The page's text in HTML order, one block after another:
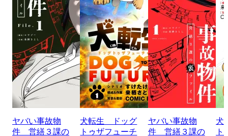
ヤバい事故物
件 営繕３課の
犬転生 ドッグ
トゥザフューチ
ヤバい事故物
件 営繕３課の
犬
ト